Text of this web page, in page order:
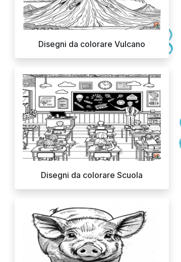
Disegni da colorare Vulcano
Disegni da colorare Scuola